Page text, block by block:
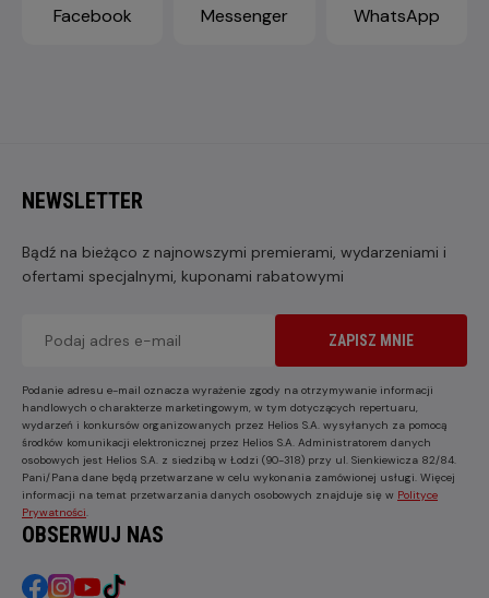
Facebook Messenger WhatsApp
NEWSLETTER
Bądź na bieżąco z najnowszymi premierami, wydarzeniami i
ofertami specjalnymi, kuponami rabatowymi
ZAPISZ MNIE
Podanie adresu e-mail oznacza wyrażenie zgody na otrzymywanie informacji
handlowych o charakterze marketingowym, w tym dotyczących repertuaru,
wydarzeń i konkursów organizowanych przez Helios S.A. wysyłanych za pomocą
środków komunikacji elektronicznej przez Helios S.A. Administratorem danych
osobowych jest Helios S.A. z siedzibą w Łodzi (90-318) przy ul. Sienkiewicza 82/84.
Pani/Pana dane będą przetwarzane w celu wykonania zamówionej usługi. Więcej
informacji na temat przetwarzania danych osobowych znajduje się w Polityce
Prywatności
OBSERWUJ NAS